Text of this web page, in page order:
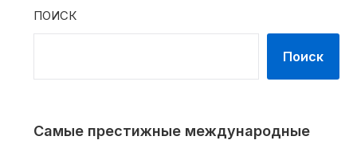
ПОИСК
Поиск
Самые престижные международные